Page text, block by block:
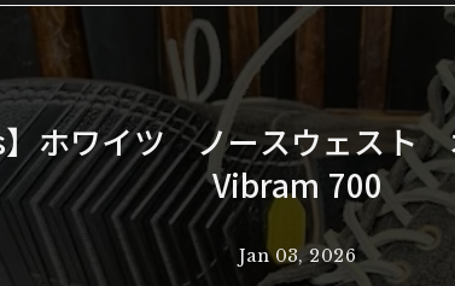
】ホワイツ ノースウェス
Vibram 700
Jan 03, 2026